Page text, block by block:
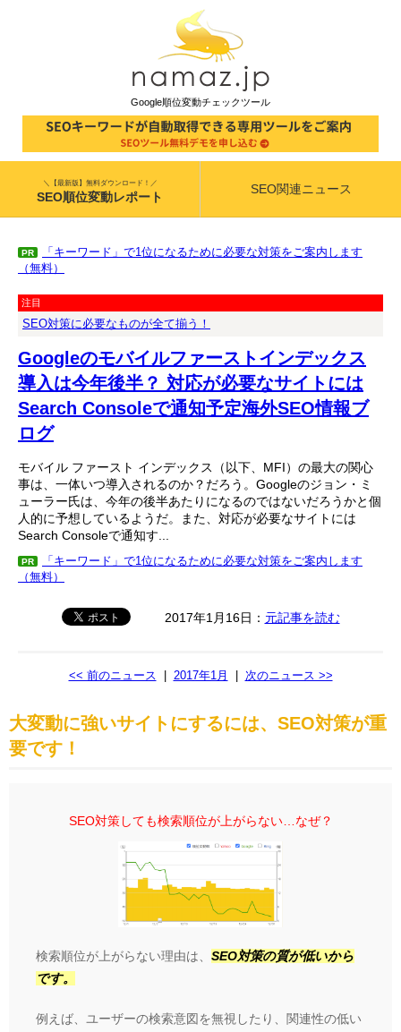
Google順位変動チェックツール
＼【最新版】無料ダウンロード！／
SEO順位変動レポート
SEO関連ニュース
PR
「キーワード」で1位になるために必要な対策をご案内します
（無料）
注目
SEO対策に必要なものが全て揃う！
Googleのモバイルファーストインデックス
導入は今年後半？ 対応が必要なサイトには
Search Consoleで通知予定海外SEO情報ブ
ログ
モバイル ファースト インデックス（以下、MFI）の最大の関心
事は、一体いつ導入されるのか？だろう。Googleのジョン・ミ
ューラー氏は、今年の後半あたりになるのではないだろうかと個
人的に予想しているようだ。また、対応が必要なサイトには
Search Consoleで通知す...
PR
「キーワード」で1位になるために必要な対策をご案内します
（無料）
2017年1月16日： 元記事を読む
<< 前のニュース 2017年1月 次のニュース >>
大変動に強いサイトにするには、SEO対策が重
要です！
SEO対策しても検索順位が上がらない…なぜ？
検索順位が上がらない理由は、 SEO対策の質が低いから
です。
例えば、ユーザーの検索意図を無視したり、関連性の低い